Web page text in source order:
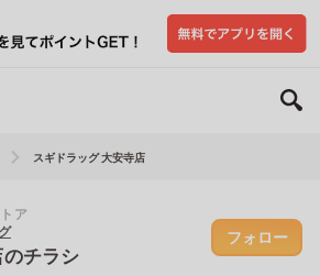
スギドラッグ 大安寺店
ア
チラシ
フォロー